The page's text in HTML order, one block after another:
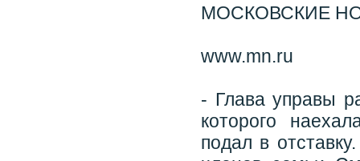
МОСКОВСКИЕ
www.mn.ru
- Глава управы
которого
подал в